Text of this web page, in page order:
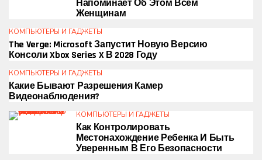
Напоминает Об Этом Всем
Женщинам
КОМПЬЮТЕРЫ И ГАДЖЕТЫ
The Verge: Microsoft Запустит Новую Версию
Консоли Xbox Series X В 2028 Году
КОМПЬЮТЕРЫ И ГАДЖЕТЫ
Какие Бывают Разрешения Камер
Видеонаблюдения?
КОМПЬЮТЕРЫ И ГАДЖЕТЫ
Как Контролировать
Местонахождение Ребенка И Быть
Уверенным В Его Безопасности